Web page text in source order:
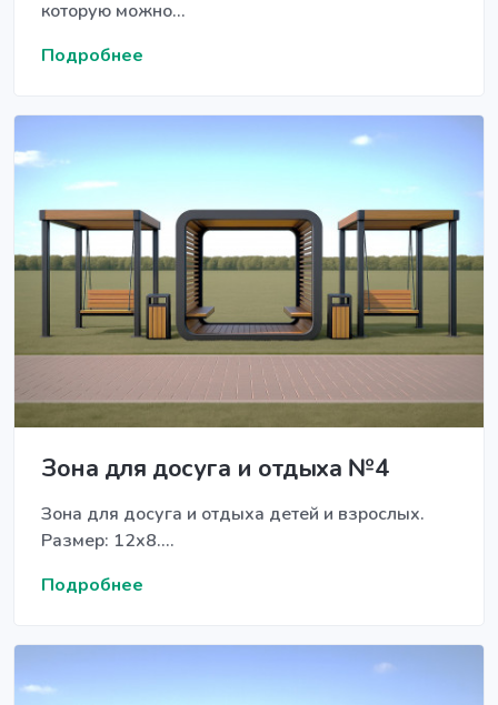
которую можно...
Подробнее
Зона для досуга и отдыха №4
Зона для досуга и отдыха детей и взрослых.
Размер: 12х8....
Подробнее